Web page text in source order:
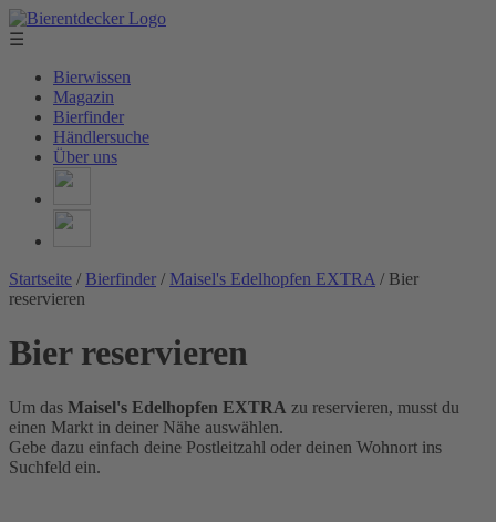
☰
Bierwissen
Magazin
Bierfinder
Händlersuche
Über uns
Startseite / Bierfinder / Maisel's Edelhopfen EXTRA / Bier
reservieren
Bier reservieren
Um das Maisel's Edelhopfen EXTRA zu reservieren, musst du
einen Markt in deiner Nähe auswählen.
Gebe dazu einfach deine Postleitzahl oder deinen Wohnort ins
Suchfeld ein.